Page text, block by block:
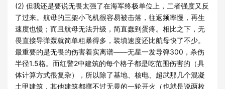
(2) 但我还是要说无畏太强了在海军终极单位上，二者强度又反
了过来。航母的三架小飞机很容易被击落，往返频率慢，再生
速度也慢；而且航母无法升级，简直蠢到蛋疼。相比之下，无
畏直接导弹轰就简单粗暴得多，装填速度还比航母快了不少。
最重要的是无畏的伤害着实离谱——无星一发导弹300，杀伤
半径1.5格。而红警2中建筑的每个格子都是吃范围伤害的（具
体计算方式很复杂），所以除了基地、核电、超武那几个混凝
土甲建筑，其他建筑都撑不过无畏的一轮开火（也就是说两枚